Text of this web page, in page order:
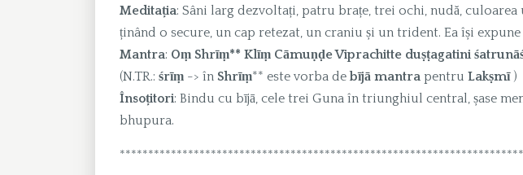
Meditația: Sâni larg dezvoltați, patru brațe, trei ochi, nudă,
ținând o secure, un cap retezat, un craniu și un trident. Ea își
Mantra: Oṃ Shrīṃ** Klīṃ Cāmuṇḍe Viprachitte duṣṭagatini
(N.TR.: śrīṃ -> în Shrīṃ** este vorba debījā mantra pentru Lakṣmī)
Însoțitori: Bindu cu bījā, cele trei Guna în triunghiul central, șase
bhupura.